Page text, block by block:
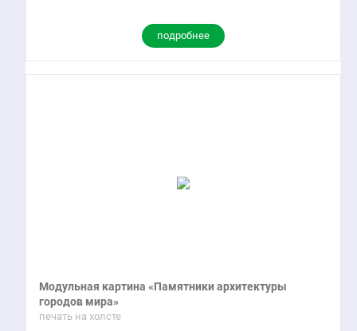
подробнее
Модульная картина «Памятники архитектуры
городов мира»
печать на холсте